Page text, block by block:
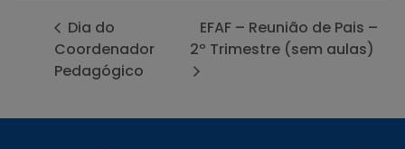
Dia do
Coordenador
Pedagógico
EFAF – Reunião de Pais –
2º Trimestre (sem aulas)